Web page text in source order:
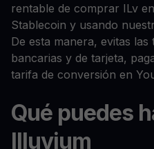
rentable de comprar ILv
Stablecoin y usando
De esta manera, evitas
bancarias y de tarjeta,
tarifa de conversión en
Qué puedes
Illuvium